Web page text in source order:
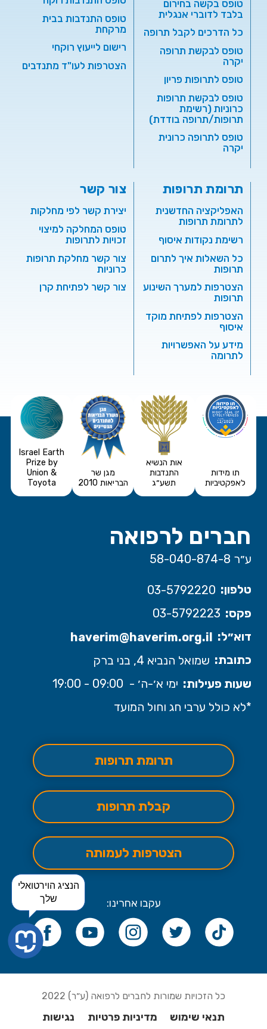
טופס בקשה בחירום
בלבד לדוברי אנגלית
כל הדרכים לקבל תרופה
טופס לבקשת תרופה
יקרה
טופס לתרופות פריון
טופס לבקשת תרופות
כרוניות (רשימת
תרופות/תרופה בודדת)
טופס לתרופה כרונית
יקרה
טופס התנדבות בבית
מרקחת
רישום לייעוץ רוקחי
הצטרפות לעו"ד מתנדבים
תרומת תרופות
האפליקציה החדשנית
לתרומת תרופות
רשימת נקודות איסוף
כל השאלות איך לתרום
תרופות
הצטרפות למערך השינוע
תרופות
הצטרפות לפתיחת מוקד
איסוף
מידע על האפשרויות
לתרומה
צור קשר
יצירת קשר לפי מחלקות
טופס המחלקה למיצוי
זכויות לתרופות
צור קשר מחלקת תרופות
כרוניות
צור קשר לפתיחת קרן
חברים לרפואה
ע״ר 58-040-874-8
טלפון: 03-5792220
פקס: 03-5792223
דוא״ל:
haverim@haverim.org.il
כתובת: שמואל הנביא 4, בני ברק
שעות פעילות: ימי א׳-ה׳ - 09:00 - 19:00
*לא כולל ערבי חג וחול המועד
תו מידות
לאפקטיביות
אות הנשיא
התנדבות
תשע״ג
מגן שר
הבריאות 2010
Israel Earth
Prize by
Union &
Toyota
תרומת תרופות
קבלת תרופות
הצטרפות לעמותה
עקבו אחרינו:
כל הזכויות שמורות לחברים לרפואה (ע״ר) 2022
תנאי שימוש מדיניות פרטיות נגישות
הנציג הוירטואלי
שלך